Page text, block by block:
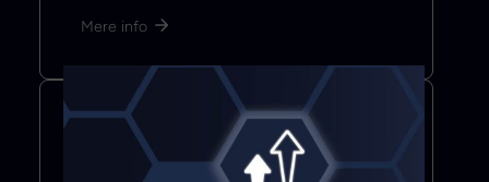
Mere info